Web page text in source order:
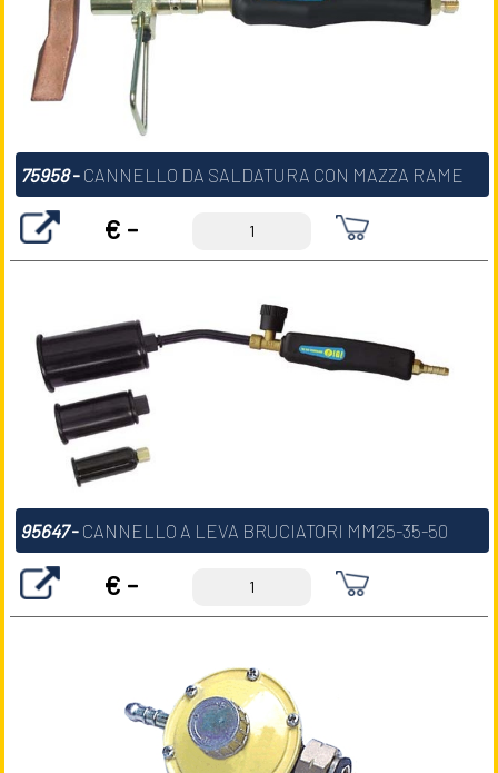
75958- CANNELLO DA SALDATURA CON MAZZA RAME
€ -
95647- CANNELLO A LEVA BRUCIATORI MM25-35-50
€ -